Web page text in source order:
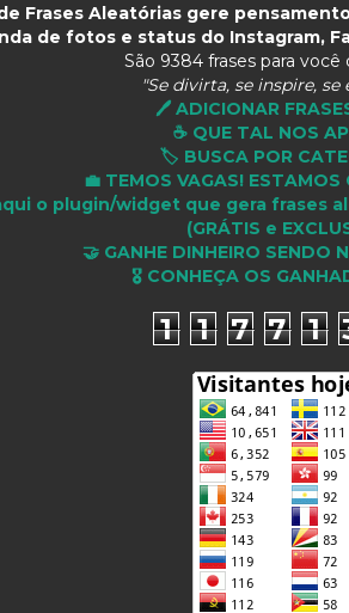
Frases Aleatórias gere
de fotos e status do Instagram,
São 9384 frases para você
"Se divirta, se inspire, se
🖊️ ADICIONAR
☕ QUE TAL NOS
🏷️ BUSCA POR
💼 TEMOS VAGAS!
o plugin/widget que gera frases
(GRÁTIS e
🤝 GANHE DINHEIRO SENDO
🎖 CONHEÇA OS
1 1 7 7 1